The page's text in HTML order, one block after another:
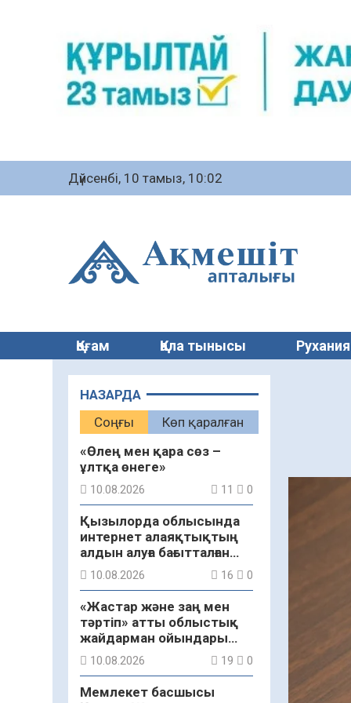
Дүйсенбі, 10 тамыз, 10:02
Қоғам Қала тынысы
НАЗАРДА
Соңғы
Көп қаралған
«Өлең мен қара сөз –
ұлтқа өнеге»
10.08.2026 11 0
Қызылорда облысында
интернет алаяқтықтың
алдын алуға бағытталған
ақпараттық-түсіндіру іс-
шарасы өтті
10.08.2026 16 0
«Жастар және заң мен
тәртіп» атты облыстық
жайдарман ойындары
өтті
10.08.2026 19 0
Мемлекет басшысы